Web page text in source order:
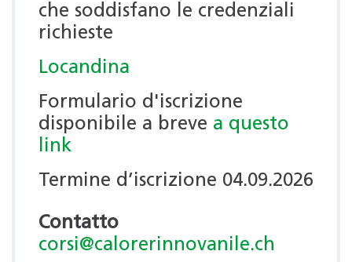
che soddisfano le credenziali
richieste
Locandina
Formulario d'iscrizione
disponibile a breve a questo
link
Termine d’iscrizione 04.09.2026
Contatto
corsi@calorerinnovanile.ch